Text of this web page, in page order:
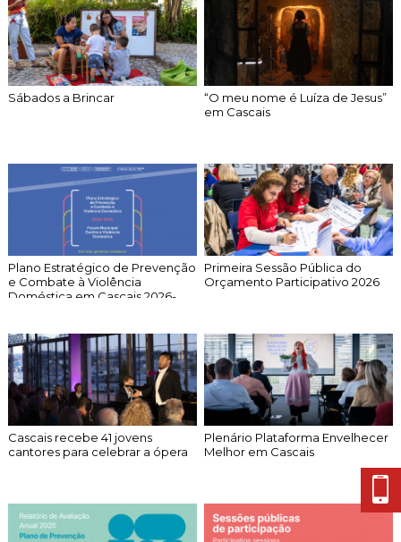
Planeamento Estratégico
Reabilitação urbana
Urbanismo
Cascais Próxima
Economia & Inovação
Governação
Mobilidade
Qualidade de vida
Jornal C
Agenda do executivo
VIVER
VISITAR
ESTUDAR
MOBILIDADE
INVESTIR EM CASCAIS
SERVIÇOS
Sábados a Brincar
“O meu nome é Luíza de Jesus”
em Cascais
Plano Estratégico de Prevenção
e Combate à Violência
Doméstica em Cascais 2026-...
Primeira Sessão Pública do
Orçamento Participativo 2026
Cascais recebe 41 jovens
cantores para celebrar a ópera
Plenário Plataforma Envelhecer
Melhor em Cascais